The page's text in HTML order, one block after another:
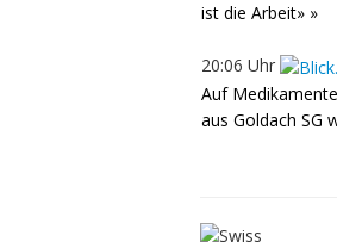
ist die Arbeit» »
20:06 Uhr
Auf
aus Goldach SG